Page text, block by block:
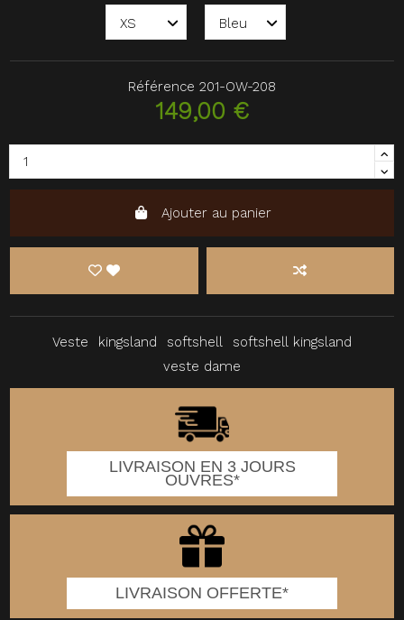
Référence 201-OW-208
149,00 €
Ajouter au panier
Veste kingsland softshell
softshell kingsland
veste dame
LIVRAISON EN 3 JOURS
OUVRES*
LIVRAISON OFFERTE*